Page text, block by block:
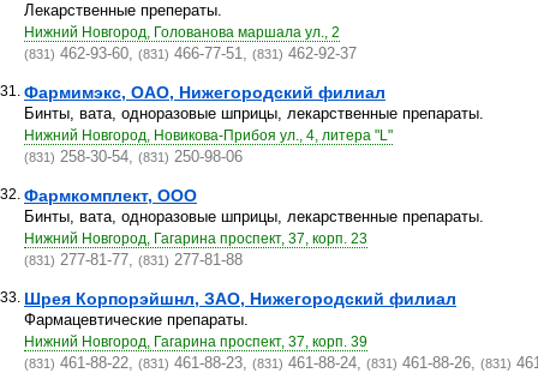
Лекарственные преператы.
Нижний Новгород, Голованова маршала ул., 2
(831) 462-93-60, (831) 466-77-51, (831) 462-92-37
31. Фармимэкс, ОАО, Нижегородский филиал
Бинты, вата, одноразовые шприцы, лекарственные препараты.
Нижний Новгород, Новикова-Прибоя ул., 4, литера "L"
(831) 258-30-54, (831) 250-98-06
32. Фармкомплект, ООО
Бинты, вата, одноразовые шприцы, лекарственные препараты.
Нижний Новгород, Гагарина проспект, 37, корп. 23
(831) 277-81-77, (831) 277-81-88
33. Шрея Корпорэйшнл, ЗАО, Нижегородский филиал
Фармацевтические препараты.
Нижний Новгород, Гагарина проспект, 37, корп. 39
(831) 461-88-22, (831) 461-88-23, (831) 461-88-24, (831) 461-88-26, (831)